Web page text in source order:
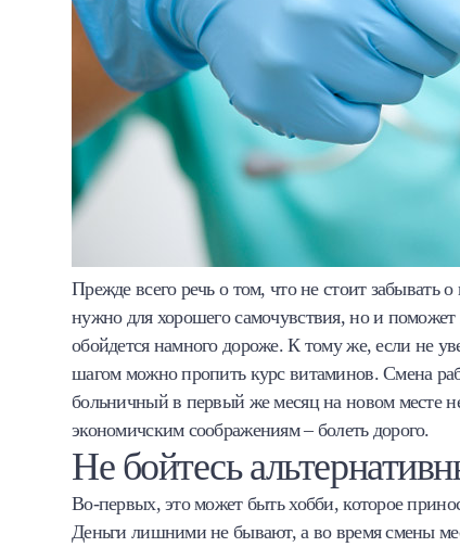
Прежде всего речь о том, что не стоит забывать
нужно для хорошего самочувствия, но и поможет
обойдется намного дороже. К тому же, если не
шагом можно пропить курс витаминов. Смена
больничный в первый же месяц на новом месте
экономичским соображениям – болеть дорого.
Не бойтесь
Во-первых, это может быть хобби, которое
Деньги лишними не бывают, а во время смены